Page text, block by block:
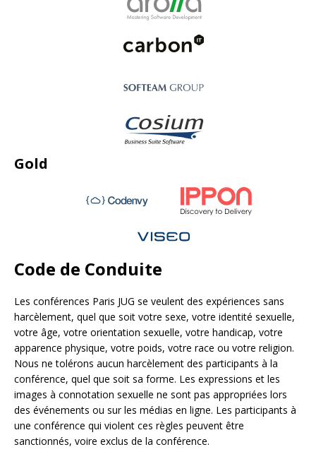
Gold
Code de Conduite
Les conférences Paris JUG se veulent des expériences sans
harcèlement, quel que soit votre sexe, votre identité sexuelle,
votre âge, votre orientation sexuelle, votre handicap, votre
apparence physique, votre poids, votre race ou votre religion.
Nous ne tolérons aucun harcèlement des participants à la
conférence, quel que soit sa forme. Les expressions et les
images à connotation sexuelle ne sont pas appropriées lors
des événements ou sur les médias en ligne. Les participants à
une conférence qui violent ces règles peuvent être
sanctionnés, voire exclus de la conférence.